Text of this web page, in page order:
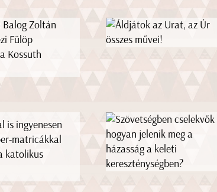
Zoltán
Fülöp
Kossuth
is ingyenesen
matricákkal
katolikus